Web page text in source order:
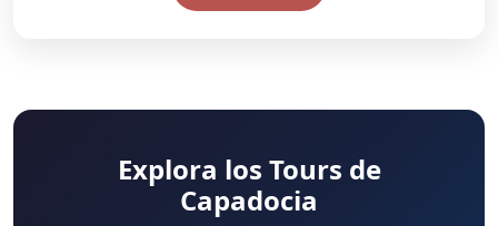
Explora los Tours de
Capadocia